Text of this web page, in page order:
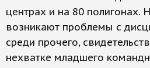
центрах и на 80 полигонах.
возникают проблемы с
среди прочего,
нехватке младшего